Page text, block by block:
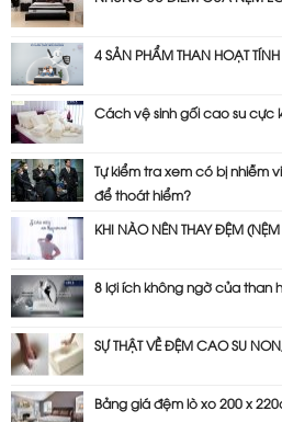
4 SẢN PHẨM THAN HOẠT
Cách vệ sinh gối cao su cực
Tự kiểm tra xem có bị nhiễm
để thoát hiểm?
KHI NÀO NÊN THAY ĐỆM
8 lợi ích không ngờ của than
SỰ THẬT VỀ ĐỆM CAO SU
Bảng giá đệm lò xo 200 x